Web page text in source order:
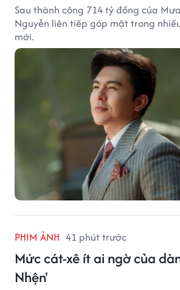
Sau thành công 714 tỷ đồng của
Nguyễn liên tiếp góp mặt trong
mới.
PHIM ẢNH 41 phút trước
Mức cát-xê ít ai ngờ của
Nhện'